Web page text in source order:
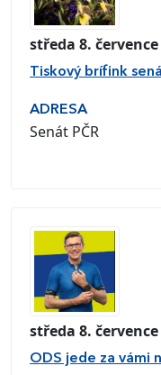
středa 8.
Tiskový brífink
ADRESA
Senát PČR
středa 8.
ODS jede za vámi